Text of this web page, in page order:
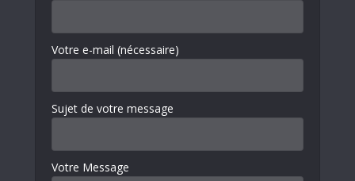
Votre e-mail (nécessaire)
Sujet de votre message
Votre Message